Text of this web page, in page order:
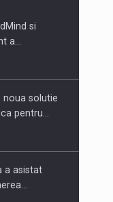
si
a…
noua solutie
pentru…
a asistat